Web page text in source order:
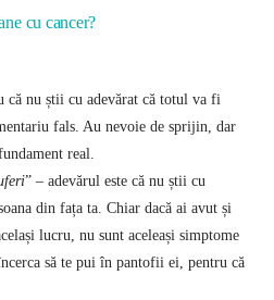
cu cancer?
că nu știi cu adevărat că totul va fi
fals. Au nevoie de sprijin, dar
real.
” – adevărul este că nu știi cu
din fața ta. Chiar dacă ai avut și
lucru, nu sunt aceleași simptome
să te pui în pantofii ei, pentru că